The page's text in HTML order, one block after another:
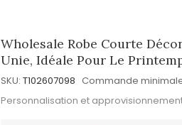
Wholesale Robe Courte
Unie, Idéale Pour Le
SKU: T102607098 Commande
Personnalisation et